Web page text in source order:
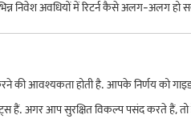
अवधियों में रिटर्न कैसे अलग-अलग
की आवश्यकता होती है. आपके निर्णय को
हैं. अगर आप सुरक्षित विकल्प पसंद करते हैं,